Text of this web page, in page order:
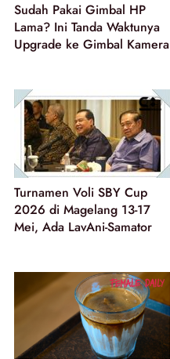
Sudah Pakai Gimbal HP
Lama? Ini Tanda Waktunya
Upgrade ke Gimbal Kamera
Turnamen Voli SBY Cup
2026 di Magelang 13-17
Mei, Ada LavAni-Samator